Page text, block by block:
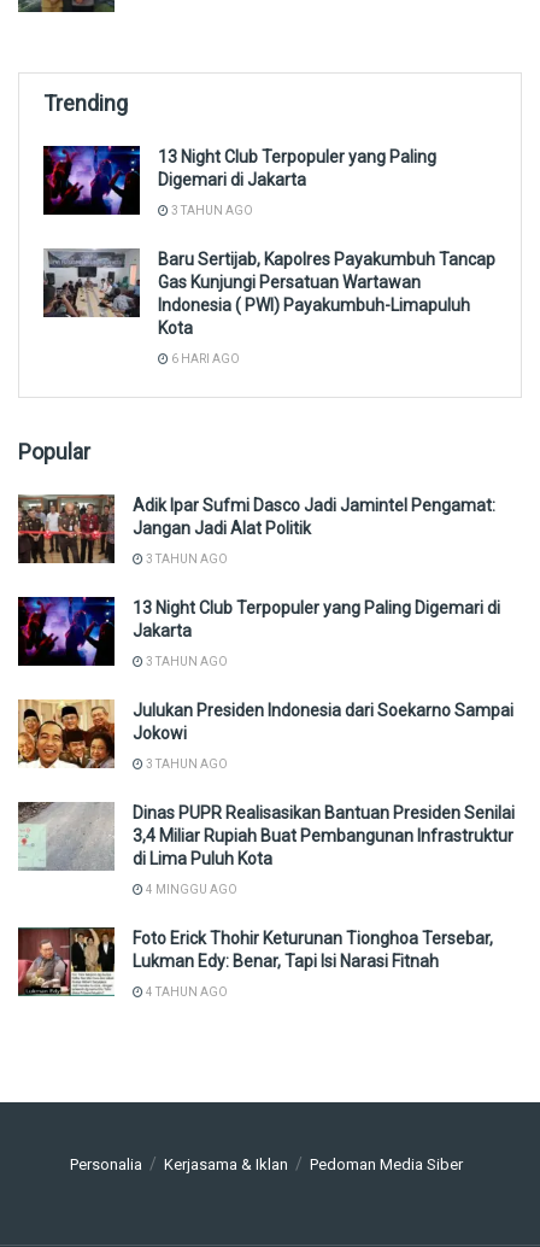
Trending
13 Night Club Terpopuler yang Paling
Digemari di Jakarta
3 TAHUN AGO
Baru Sertijab, Kapolres Payakumbuh Tancap
Gas Kunjungi Persatuan Wartawan
Indonesia ( PWI) Payakumbuh-Limapuluh
Kota
6 HARI AGO
Popular
Adik Ipar Sufmi Dasco Jadi Jamintel Pengamat:
Jangan Jadi Alat Politik
3 TAHUN AGO
13 Night Club Terpopuler yang Paling Digemari di
Jakarta
3 TAHUN AGO
Julukan Presiden Indonesia dari Soekarno Sampai
Jokowi
3 TAHUN AGO
Dinas PUPR Realisasikan Bantuan Presiden Senilai
3,4 Miliar Rupiah Buat Pembangunan Infrastruktur
di Lima Puluh Kota
4 MINGGU AGO
Foto Erick Thohir Keturunan Tionghoa Tersebar,
Lukman Edy: Benar, Tapi Isi Narasi Fitnah
4 TAHUN AGO
Personalia Kerjasama & Iklan Pedoman Media Siber